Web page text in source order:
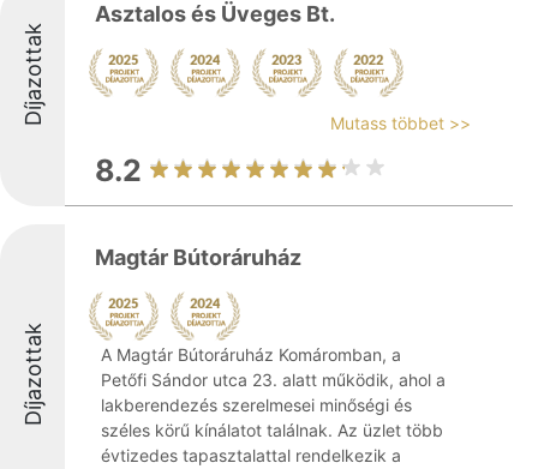
Díjazottak
Asztalos és Üveges Bt.
Mutass többet >>
8.2
Díjazottak
Magtár Bútoráruház
A Magtár Bútoráruház Komáromban, a
Petőfi Sándor utca 23. alatt működik, ahol a
lakberendezés szerelmesei minőségi és
széles körű kínálatot találnak. Az üzlet több
évtizedes tapasztalattal rendelkezik a